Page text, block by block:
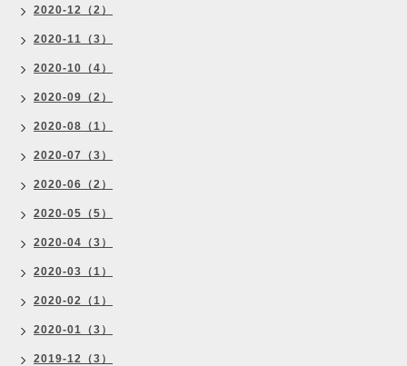
2020-12（2）
2020-11（3）
2020-10（4）
2020-09（2）
2020-08（1）
2020-07（3）
2020-06（2）
2020-05（5）
2020-04（3）
2020-03（1）
2020-02（1）
2020-01（3）
2019-12（3）